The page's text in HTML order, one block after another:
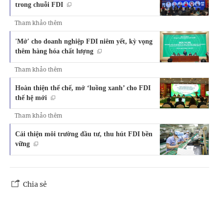
trong chuỗi FDI
Tham khảo thêm
'Mở' cho doanh nghiệp FDI niêm yết, kỳ vọng
thêm hàng hóa chất lượng
Tham khảo thêm
Hoàn thiện thể chế, mở ‘luồng xanh’ cho FDI
thế hệ mới
Tham khảo thêm
Cải thiện môi trường đầu tư, thu hút FDI bền
vững
Chia sẻ